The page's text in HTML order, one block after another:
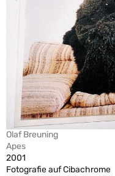
Olaf Breuning
Apes
2001
Fotografie auf Cibachrome